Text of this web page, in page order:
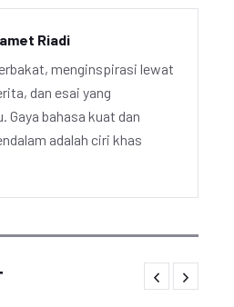
Riadi
menginspirasi lewat
dan esai yang
Gaya bahasa kuat dan
adalah ciri khas